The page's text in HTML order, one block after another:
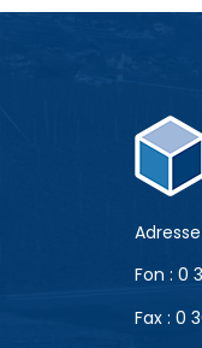
Adresse
Fon : 0
Fax : 0